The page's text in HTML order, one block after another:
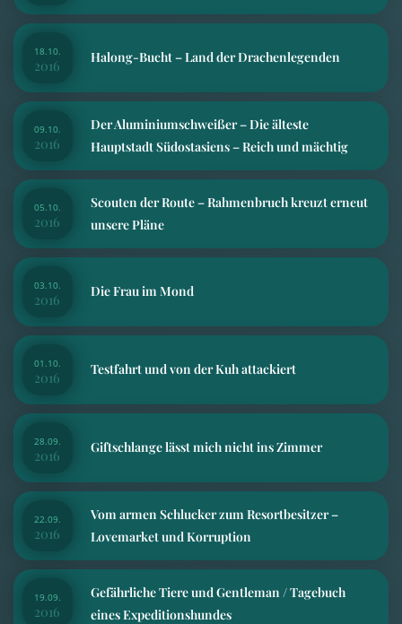
18.10.
2016 Halong-Bucht – Land der Drachenlegenden
09.10.
2016
Der Aluminiumschweißer – Die älteste
Hauptstadt Südostasiens – Reich und mächtig
05.10.
2016
Scouten der Route – Rahmenbruch kreuzt erneut
unsere Pläne
03.10.
2016 Die Frau im Mond
01.10.
2016 Testfahrt und von der Kuh attackiert
28.09.
2016 Giftschlange lässt mich nicht ins Zimmer
22.09.
2016
Vom armen Schlucker zum Resortbesitzer –
Lovemarket und Korruption
19.09.
2016
Gefährliche Tiere und Gentleman / Tagebuch
eines Expeditionshundes